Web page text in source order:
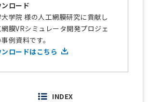
ロード
学院 様の人工網膜研究に貢献し
膜VRシミュレータ開発プロジェ
例資料です。
ロードはこちら
INDEX